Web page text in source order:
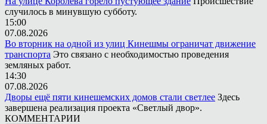
случилось в минувшую субботу.
15:00
07.08.2026
Во вторник на одной из улиц Кинешмы ограничат движение
транспорта Это связано с необходимостью проведения
земляных работ.
14:30
07.08.2026
Дворы ещё пяти кинешемских домов стали светлее Здесь
завершена реализация проекта «Светлый двор».
КОММЕНТАРИИ